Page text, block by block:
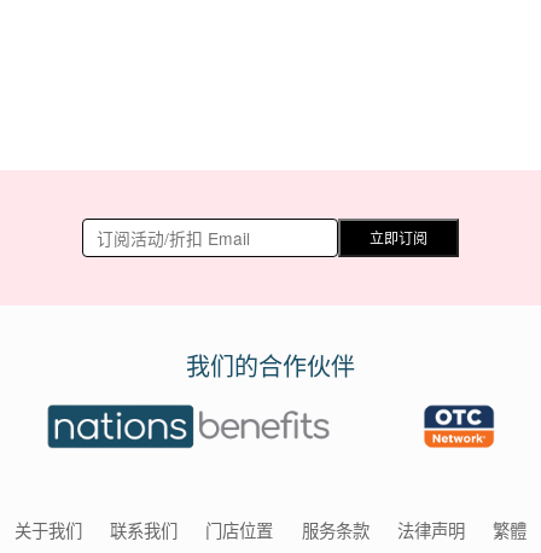
立即订阅
我们的合作伙伴
关于我们 联系我们 门店位置 服务条款 法律声明 繁體